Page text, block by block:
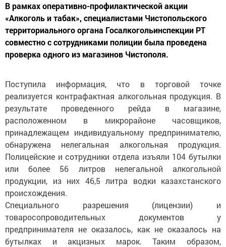
В рамках оперативно-профилактической акции
«Алкоголь и табак», специалистами Чистопольского
территориального органа Госалкогольинспекции РТ
совместно с сотрудниками полиции была проведена
проверка одного из магазинов Чистополя.
Поступила информация, что в торговой точке
реализуется контрафактная алкогольная продукция. В
результате проведенного рейда в магазине,
расположенном в микрорайоне часовщиков,
принадлежащем индивидуальному предпринимателю,
обнаружена нелегальная алкогольная продукция.
Полицейские и сотрудники отдела изъяли 104 бутылки
или более 56 литров нелегальной алкогольной
продукции, из них 46,5 литра водки казахстанского
происхождения.
Специального разрешения (лицензии) и
товаросопроводительных документов у
предпринимателя не оказалось, как не оказалось на
бутылках и акцизных марок. Таким образом,